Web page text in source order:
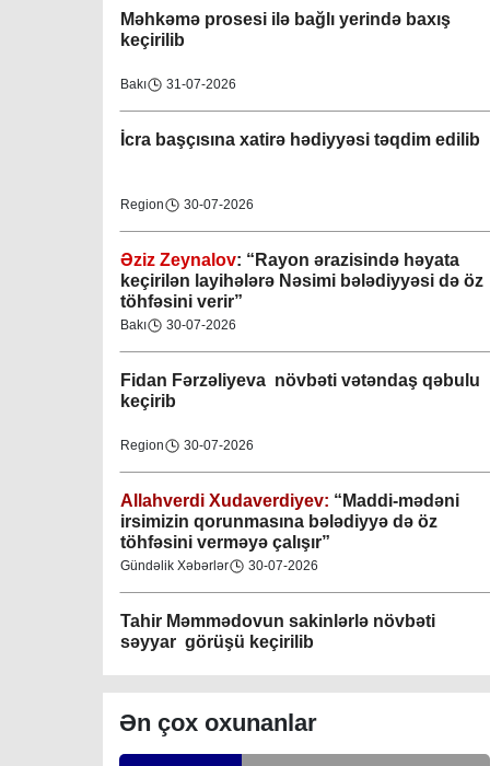
Məhkəmə prosesi ilə bağlı yerində baxış
keçirilib
Bakı 31-07-2026
İcra başçısına xatirə hədiyyəsi təqdim edilib
Region 30-07-2026
Əziz Zeynalov: “Rayon ərazisində həyata
keçirilən layihələrə Nəsimi bələdiyyəsi də öz
töhfəsini verir”
Bakı 30-07-2026
Fidan Fərzəliyeva növbəti vətəndaş qəbulu
keçirib
Region 30-07-2026
Allahverdi Xudaverdiyev: “Maddi-mədəni
irsimizin qorunmasına bələdiyyə də öz
töhfəsini verməyə çalışır”
Gündəlik Xəbərlər 30-07-2026
Tahir Məmmədovun sakinlərlə növbəti
səyyar görüşü keçirilib
Elşad Vəliyev:
təmin olunması və fövqəladə hallara operativ
Ən çox oxunanlar
Gəncə şəhəri Nizami bələdiyyəsi
08-04-2023
M.Ə.Rəsuzladə bələdiyyəsi
07-04-2023
Xətai bələdiyyəsi
07-04-2023
Mingəçevir bələdiyyəsi
06-04-2023
Nəsimi bələdiyyəsi
06-04-2023
Nərimanov bələdiyyəsi
06-04-2023